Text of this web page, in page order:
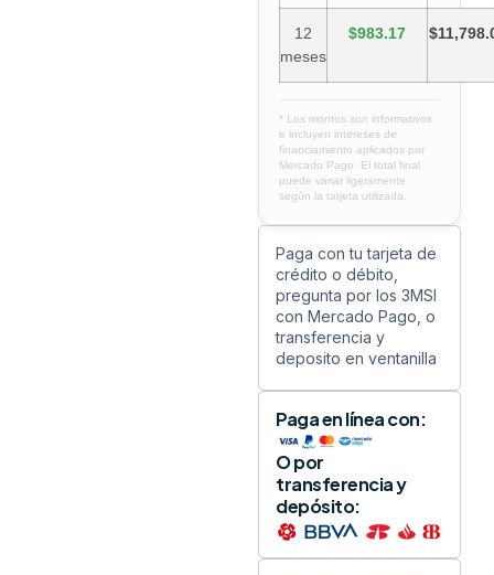
12
meses
$983.17
* Los montos son informativos
e incluyen intereses de
financiamiento aplicados por
Mercado Pago. El total final
puede variar ligeramente
según la tarjeta utilizada.
Paga con tu tarjeta de
crédito o débito,
pregunta por los 3MSI
con Mercado Pago, o
transferencia y
deposito en ventanilla
Paga en línea con:
O por
transferencia y
depósito: